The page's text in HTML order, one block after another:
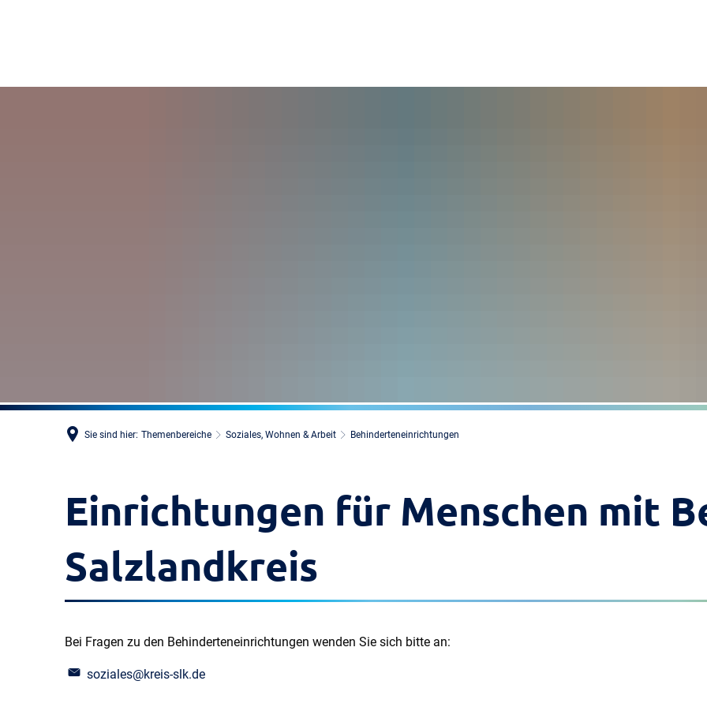
Sie sind hier: Themenbereiche Soziales, Wohnen & Arbeit Behinderteneinrichtungen
Einrichtungen für Menschen mit
Salzlandkreis
Bei Fragen zu den Behinderteneinrichtungen wenden Sie sich bitte an:
soziales@kreis-slk.de